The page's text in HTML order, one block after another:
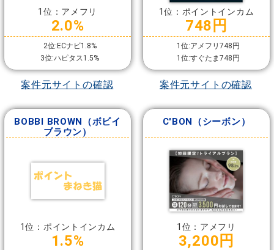
1位：アメフリ
2.0%
2位:ECナビ1.8%
3位:ハピタス1.5%
案件元サイトの確認
1位：ポイントインカム
748円
1位:アメフリ748円
1位:すぐたま748円
案件元サイトの確認
BOBBI BROWN（ボビイ
ブラウン）
1位：ポイントインカム
1.5%
C'BON（シーボン）
1位：アメフリ
3,200円